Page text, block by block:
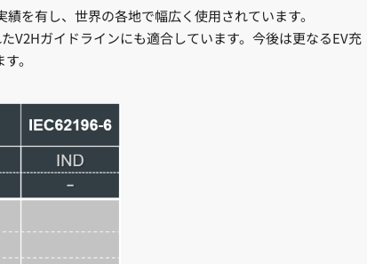
を有し、世界の各地で幅広く使用されています。
V2Hガイドラインにも適合しています。今後は更なるEV充
。